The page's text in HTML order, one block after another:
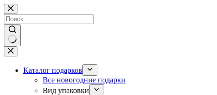
Перейти
к
сути
Ничего
не
найденоКаталог подарков
Все новогодние подарки
Вид упаковки